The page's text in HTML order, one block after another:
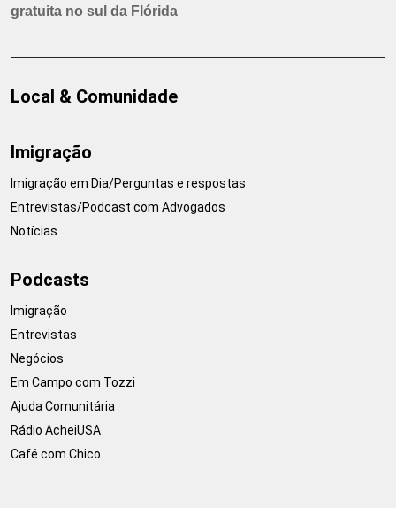
gratuita no sul da Flórida
Local & Comunidade
Imigração
Imigração em Dia/Perguntas e respostas
Entrevistas/Podcast com Advogados
Notícias
Podcasts
Imigração
Entrevistas
Negócios
Em Campo com Tozzi
Ajuda Comunitária
Rádio AcheiUSA
Café com Chico